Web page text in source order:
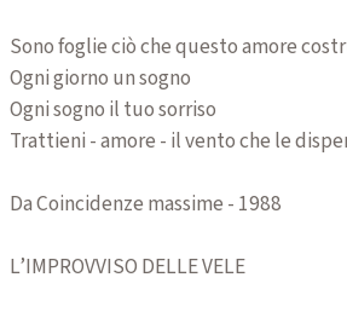
Sono foglie ciò che questo amore
Ogni giorno un sogno
Ogni sogno il tuo sorriso
Trattieni - amore - il vento che le
Da Coincidenze massime - 1988
L’IMPROVVISO DELLE VELE